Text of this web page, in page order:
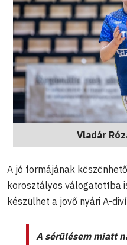
Vladár
A jó formájának
korosztályos válogatottba
készülhet a jövő nyári A-
A sérülésem miatt